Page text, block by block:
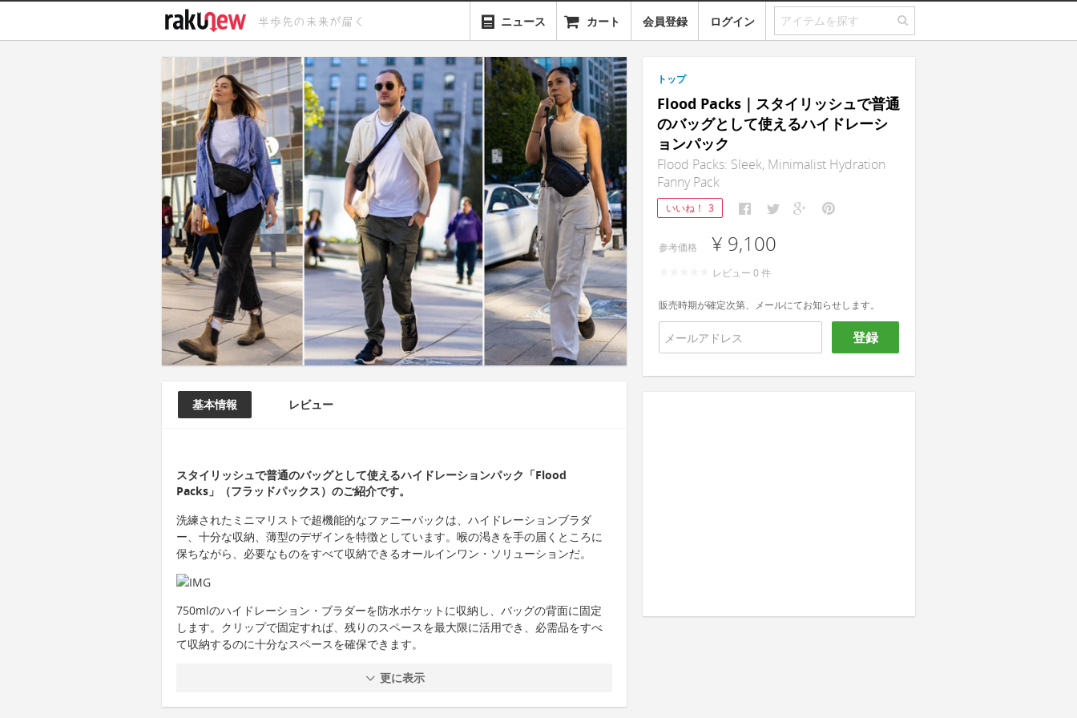
ニュース カート 会員登録 ログイン
基本情報 レビュー
スタイリッシュで普通のバッグとして使えるハイドレーションパック「Flood
Packs」（フラッドパックス）のご紹介です。
洗練されたミニマリストで超機能的なファニーパックは、ハイドレーションブラダ
ー、十分な収納、薄型のデザインを特徴としています。喉の渇きを手の届くところに
保ちながら、必要なものをすべて収納できるオールインワン・ソリューションだ。
750mlのハイドレーション・ブラダーを防水ポケットに収納し、バッグの背面に固定
します。クリップで固定すれば、残りのスペースを最大限に活用でき、必需品をすべ
て収納するのに十分なスペースを確保できます。
更に表示
トップ
Flood Packs｜スタイリッシュで普通
のバッグとして使えるハイドレーシ
ョンパック
Flood Packs: Sleek, Minimalist Hydration
Fanny Pack
いいね！ 3
参考価格 ¥ 9,100
レビュー 0 件
販売時期が確定次第、メールにてお知らせします。
登録